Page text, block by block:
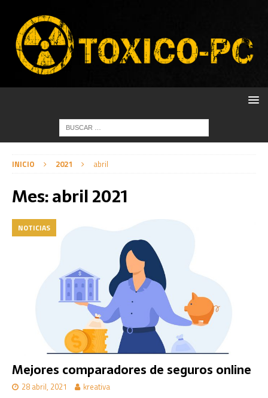
INICIO 2021 abril
Mes:abril 2021
NOTICIAS
Mejores comparadores de seguros online
28 abril, 2021 kreativa